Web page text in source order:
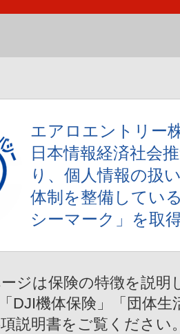
エアロエントリー
日本情報経済社会
り、個人情報の扱
体制を整備してい
シーマーク」を取
ジは保険の特徴を説明
DJI機体保険」「団体
説明書をご覧ください